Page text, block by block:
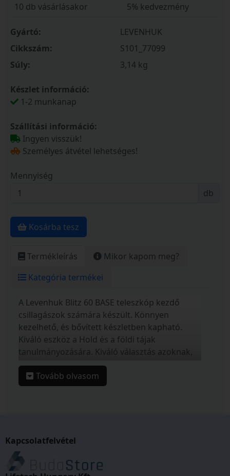
10 db vásárlásakor
5% kedvezmény
Gyártó:
LEVENHUK
Cikkszám:
S101_77099
Súly:
3,14 kg
Készlet információ:
1-2 munkanap
Szállítási információ:
Ingyen visszük!
Személyes átvétel lehetséges!
Mennyiség
db
Kosárba tesz
Termékleírás
Mikor kapom meg?
Kategória termékei
A Levenhuk Blitz 60 BASE teleszkóp kezdő
csillagászok számára készült. Könnyen
kezelhető, és bővített készletben kapható.
Kiváló eszköz a Hold és a földi tájak
tanulmányozására. Kiváló választás azoknak,
akik még csak most kezdenek ismerkedni a
világűrrel és a csillagászattal. Felnőttek és
gyermekek számára egyaránt nagyszerű
köszönhetően tiszta és éles képet nyújt. A
nagy rekesznyílásnak (60 mm) köszönhetően a
Hold és a földi objektumok megfigyelésére is
Tovább olvasom
Kapcsolatfelvétel